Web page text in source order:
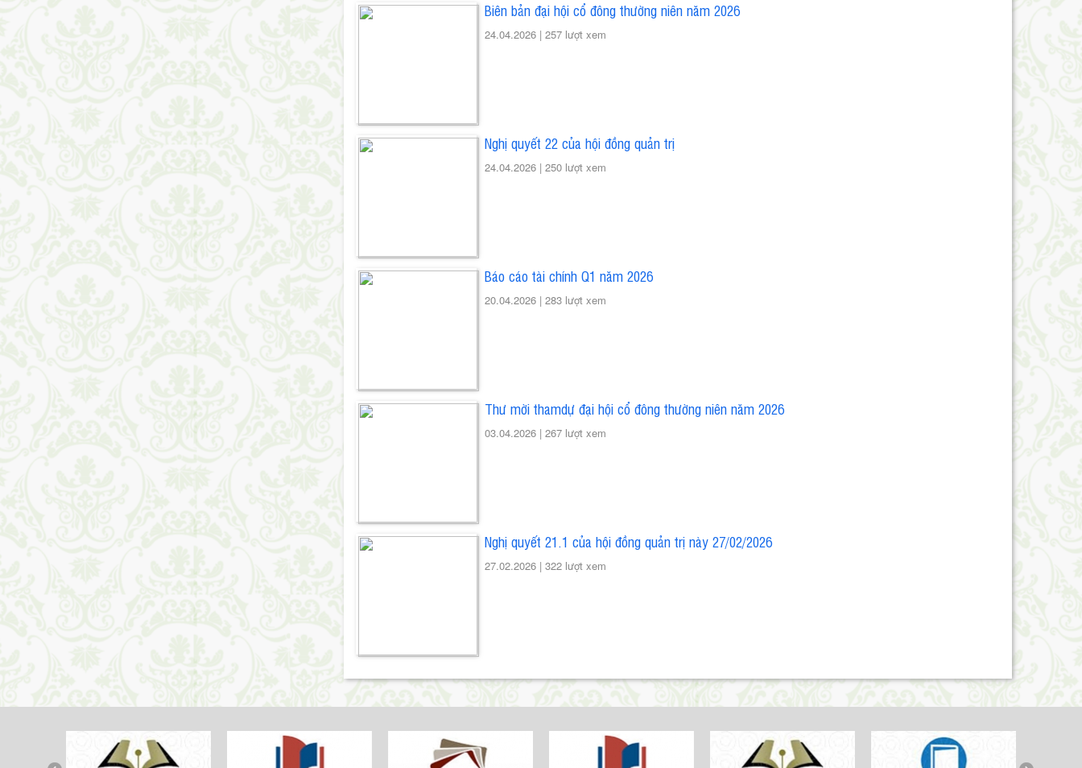
Biên bản đại hội cổ đông thường niên năm 2026
24.04.2026 | 257 lượt xem
Nghị quyết 22 của hội đồng quản trị
24.04.2026 | 250 lượt xem
Báo cáo tài chính Q1 năm 2026
20.04.2026 | 283 lượt xem
Thư mời thamdự đại hội cổ đông thường niên năm 2026
03.04.2026 | 267 lượt xem
Nghị quyết 21.1 của hội đồng quản trị này 27/02/2026
27.02.2026 | 322 lượt xem